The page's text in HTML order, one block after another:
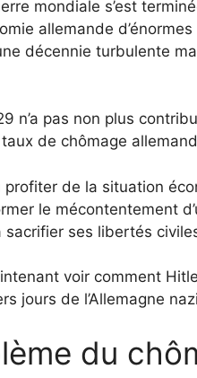
mondiale s’est
allemande
décennie turbulente
n’a pas non plus
de chômage
de la situation
le mécontentement
sacrifier ses libertés
voir comment
jours de l’Allemagne
du